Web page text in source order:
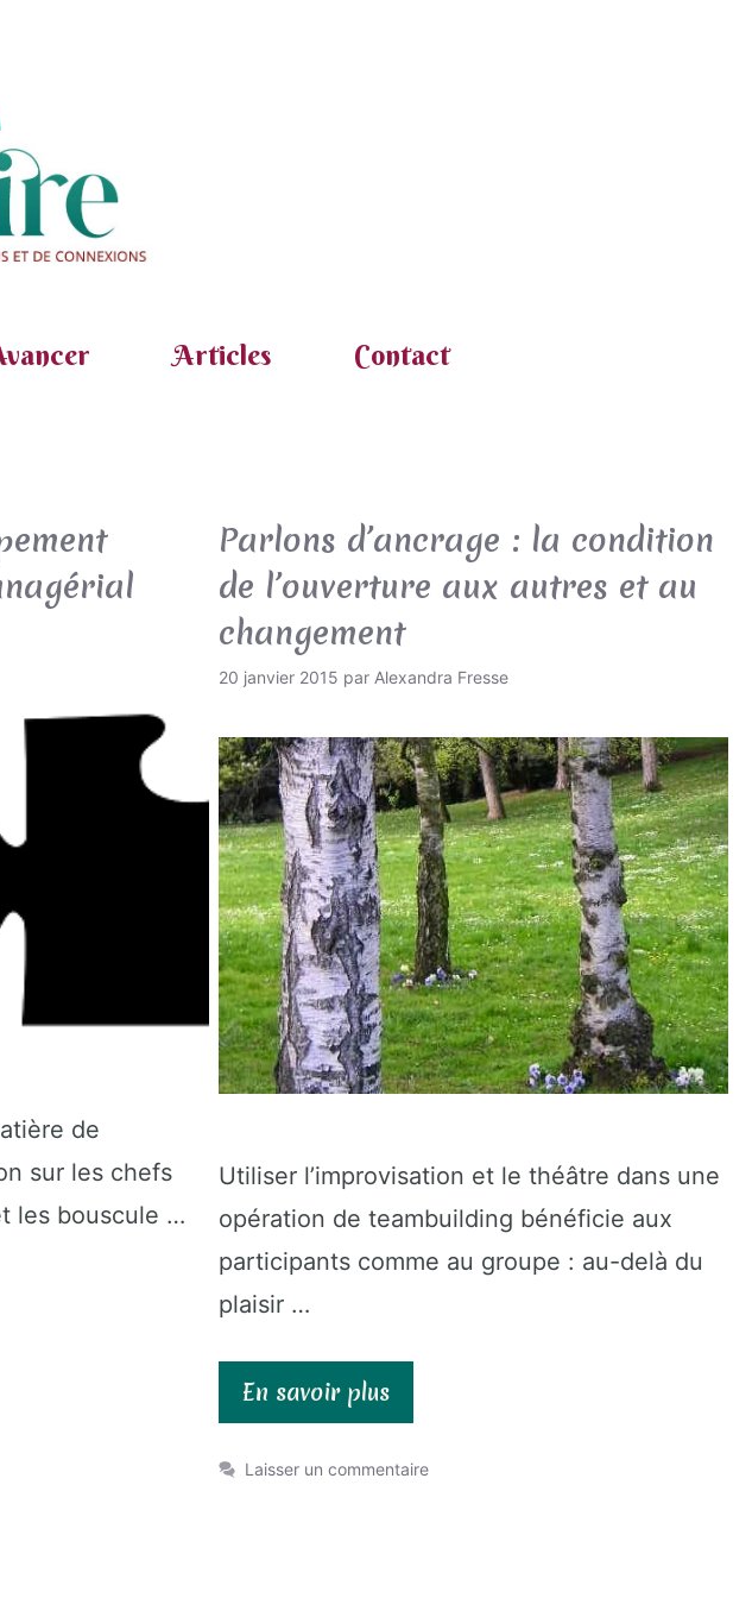
Articles Contact
de
sur les chefs
les bouscule …
Parlons d’ancrage : la condition
de l’ouverture aux autres et au
changement
20 janvier 2015 par Alexandra Fresse
Utiliser l’improvisation et le théâtre dans une
opération de teambuilding bénéficie aux
participants comme au groupe : au-delà du
plaisir …
En savoir plus
Laisser un commentaire